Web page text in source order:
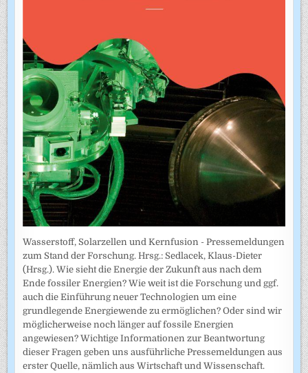
Wasserstoff, Solarzellen und Kernfusion - Pressemeldungen
zum Stand der Forschung. Hrsg.: Sedlacek, Klaus-Dieter
(Hrsg.). Wie sieht die Energie der Zukunft aus nach dem
Ende fossiler Energien? Wie weit ist die Forschung und ggf.
auch die Einführung neuer Technologien um eine
grundlegende Energiewende zu ermöglichen? Oder sind wir
möglicherweise noch länger auf fossile Energien
angewiesen? Wichtige Informationen zur Beantwortung
dieser Fragen geben uns ausführliche Pressemeldungen aus
erster Quelle, nämlich aus Wirtschaft und Wissenschaft.